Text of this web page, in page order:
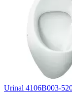
Urinal 4106B003-